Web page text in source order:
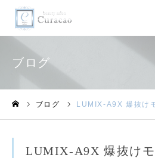
ブログ
ブログ LUMIX-A9X 爆抜け
LUMIX-A9X 爆抜け